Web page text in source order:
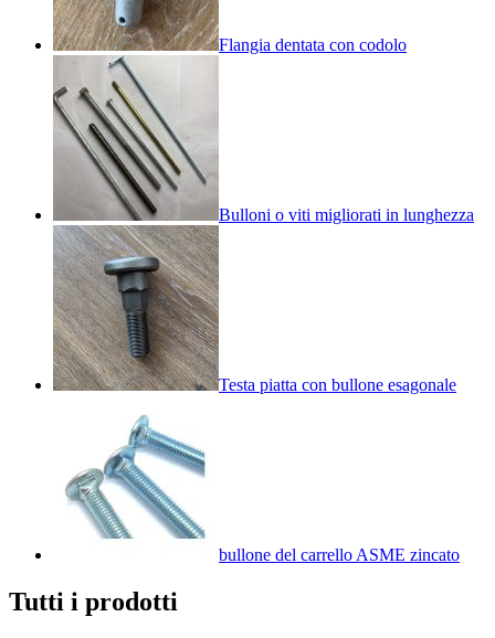
Flangia dentata con codolo
Bulloni o viti migliorati in lunghezza
Testa piatta con bullone esagonale
bullone del carrello ASME zincato
Tutti i prodotti